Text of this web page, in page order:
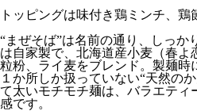
トッピングは味付き鶏ミンチ、
“まぜそば”は名前の通り、しっか
は自家製で、北海道産小麦（春よ
粒粉、ライ麦をブレンド。製麺時
１か所しか扱っていない“天然の
て太いモチモチ麺は、バラエティ
感です。